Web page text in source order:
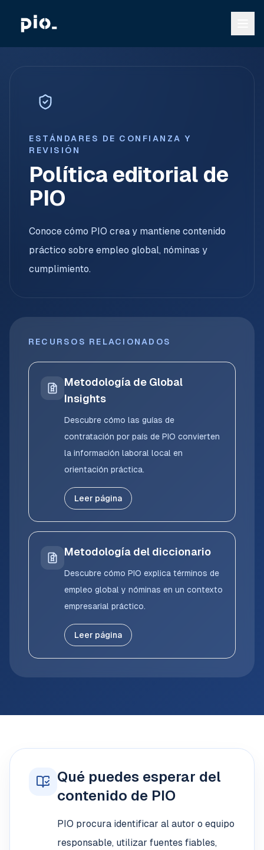
ESTÁNDARES DE CONFIANZA Y
REVISIÓN
Política editorial de
PIO
Conoce cómo PIO crea y mantiene contenido
práctico sobre empleo global, nóminas y
cumplimiento.
RECURSOS RELACIONADOS
Metodología de Global
Insights
Descubre cómo las guías de
contratación por país de PIO convierten
la información laboral local en
orientación práctica.
Leer página
Metodología del diccionario
Descubre cómo PIO explica términos de
empleo global y nóminas en un contexto
empresarial práctico.
Leer página
Qué puedes esperar del
contenido de PIO
PIO procura identificar al autor o equipo
responsable, utilizar fuentes fiables,